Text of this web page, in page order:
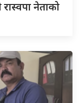
नेताको